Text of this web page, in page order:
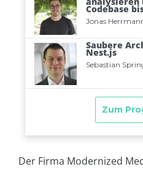
Der Firma Modernized